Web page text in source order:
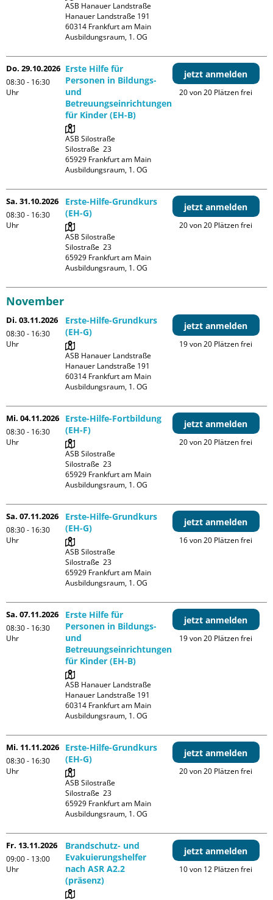
ASB Hanauer Landstraße
Hanauer Landstraße 191
60314 Frankfurt am Main
Ausbildungsraum, 1. OG
Do. 29.10.2026
08:30 - 16:30
Uhr
Erste Hilfe für
Personen in Bildungs-
und
Betreuungseinrichtungen
für Kinder (EH-B)
ASB Silostraße
Silostraße  23
65929 Frankfurt am Main
Ausbildungsraum, 1. OG
jetzt anmelden
20 von 20 Plätzen frei
Sa. 31.10.2026
08:30 - 16:30
Uhr
Erste-Hilfe-Grundkurs
(EH-G)
ASB Silostraße
Silostraße  23
65929 Frankfurt am Main
Ausbildungsraum, 1. OG
jetzt anmelden
20 von 20 Plätzen frei
November
Di. 03.11.2026
08:30 - 16:30
Uhr
Erste-Hilfe-Grundkurs
(EH-G)
ASB Hanauer Landstraße
Hanauer Landstraße 191
60314 Frankfurt am Main
Ausbildungsraum, 1. OG
jetzt anmelden
19 von 20 Plätzen frei
Mi. 04.11.2026
08:30 - 16:30
Uhr
Erste-Hilfe-Fortbildung
(EH-F)
ASB Silostraße
Silostraße  23
65929 Frankfurt am Main
Ausbildungsraum, 1. OG
jetzt anmelden
20 von 20 Plätzen frei
Sa. 07.11.2026
08:30 - 16:30
Uhr
Erste-Hilfe-Grundkurs
(EH-G)
ASB Silostraße
Silostraße  23
65929 Frankfurt am Main
Ausbildungsraum, 1. OG
jetzt anmelden
16 von 20 Plätzen frei
Sa. 07.11.2026
08:30 - 16:30
Uhr
Erste Hilfe für
Personen in Bildungs-
und
Betreuungseinrichtungen
für Kinder (EH-B)
ASB Hanauer Landstraße
Hanauer Landstraße 191
60314 Frankfurt am Main
Ausbildungsraum, 1. OG
jetzt anmelden
19 von 20 Plätzen frei
Mi. 11.11.2026
08:30 - 16:30
Uhr
Erste-Hilfe-Grundkurs
(EH-G)
ASB Silostraße
Silostraße  23
65929 Frankfurt am Main
Ausbildungsraum, 1. OG
jetzt anmelden
20 von 20 Plätzen frei
Fr. 13.11.2026
09:00 - 13:00
Uhr
Brandschutz- und
Evakuierungshelfer
nach ASR A2.2
(präsenz)
jetzt anmelden
10 von 12 Plätzen frei